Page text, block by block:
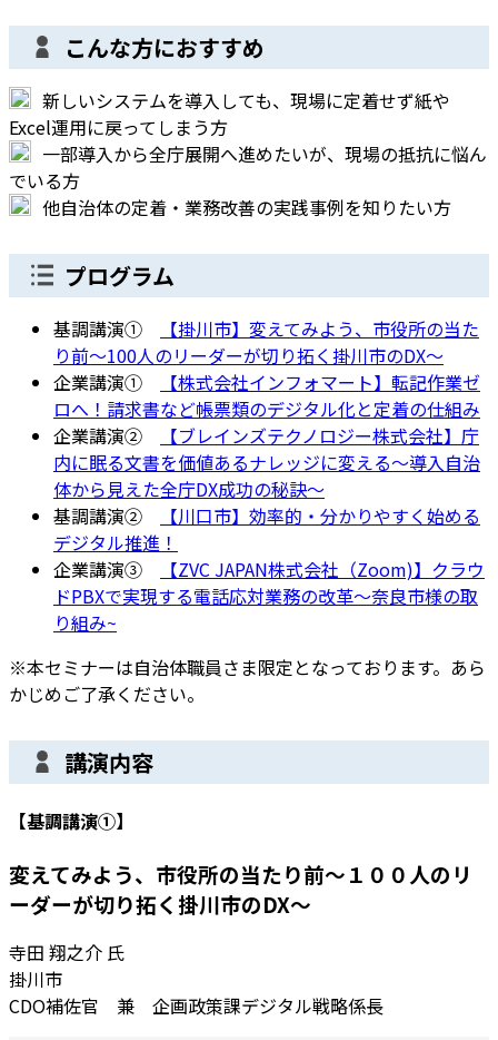
こんな方におすすめ
新しいシステムを導入しても、現場に定着せず紙や
Excel運用に戻ってしまう方
一部導入から全庁展開へ進めたいが、現場の抵抗に悩ん
でいる方
他自治体の定着・業務改善の実践事例を知りたい方
プログラム
基調講演①
【掛川市】変えてみよう、市役所の当た
り前～100人のリーダーが切り拓く掛川市のDX～
企業講演①
【株式会社インフォマート】転記作業ゼ
ロへ！請求書など帳票類のデジタル化と定着の仕組み
企業講演②
【ブレインズテクノロジー株式会社】庁
内に眠る文書を価値あるナレッジに変える〜導入自治
体から見えた全庁DX成功の秘訣〜
基調講演②
【川口市】効率的・分かりやすく始める
デジタル推進！
企業講演③
【ZVC JAPAN株式会社（Zoom)】クラウ
ドPBXで実現する電話応対業務の改革〜奈良市様の取
り組み~
※本セミナーは自治体職員さま限定となっております。あら
かじめご了承ください。
講演内容
【基調講演①】
変えてみよう、市役所の当たり前～１００人のリ
ーダーが切り拓く掛川市のDX～
寺田 翔之介 氏
掛川市
CDO補佐官 兼 企画政策課デジタル戦略係長